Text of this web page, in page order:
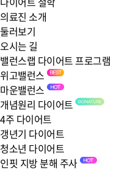
의료진 소개
둘러보기
오시는 길
밸런스랩 다이어트 프로그램
위고밸런스
마운밸런스
개념원리 다이어트
4주 다이어트
갱년기 다이어트
청소년 다이어트
인핏 지방 분해 주사